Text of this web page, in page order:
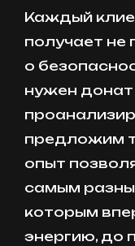
Каждый
получает не
о
нужен донат
предложим
опыт
самым
которым
энергию, до